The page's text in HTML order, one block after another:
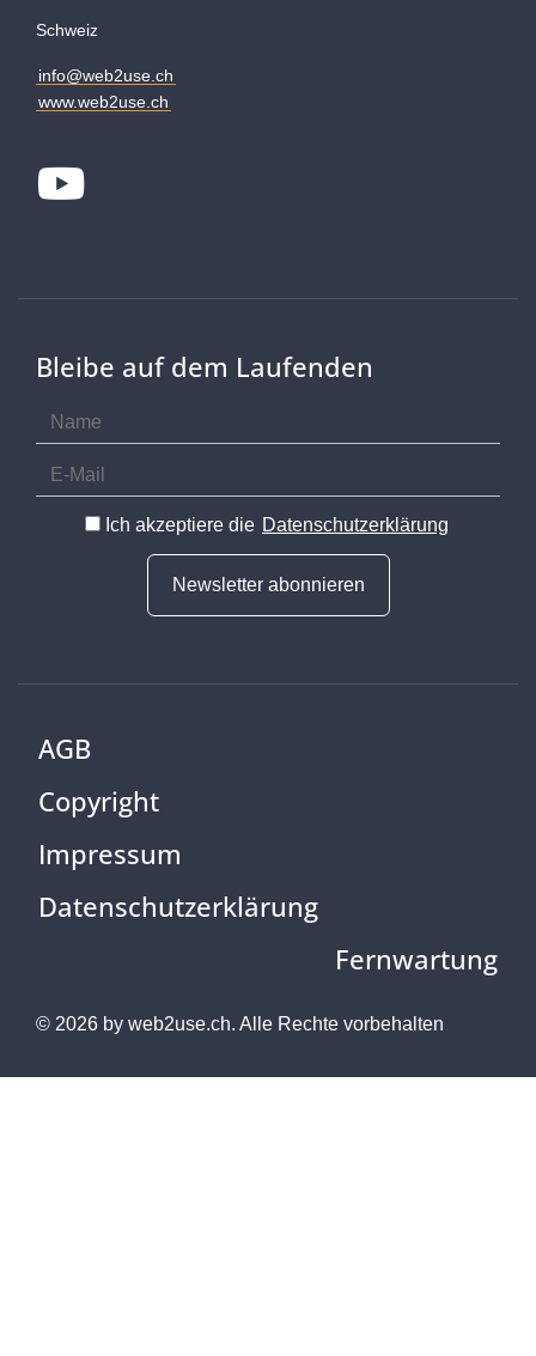
Schweiz
info@web2use.ch
www.web2use.ch
Youtube
Bleibe auf dem Laufenden
Ich akzeptiere die Datenschutzerklärung
Newsletter abonnieren
AGB
Copyright
Impressum
Datenschutzerklärung
Fernwartung
© 2026 by web2use.ch. Alle Rechte vorbehalten